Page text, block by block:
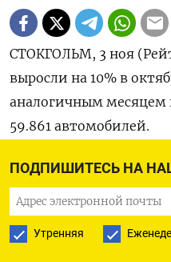
ПОДПИШИТЕСЬ НА
Утренняя
СТОКГОЛЬМ, 3 ноя
выросли на 10% в
аналогичным месяцем
59.861 автомобилей.
Volvo Cars сообщила,
электромобилей
18% от всех
месяц. При этом